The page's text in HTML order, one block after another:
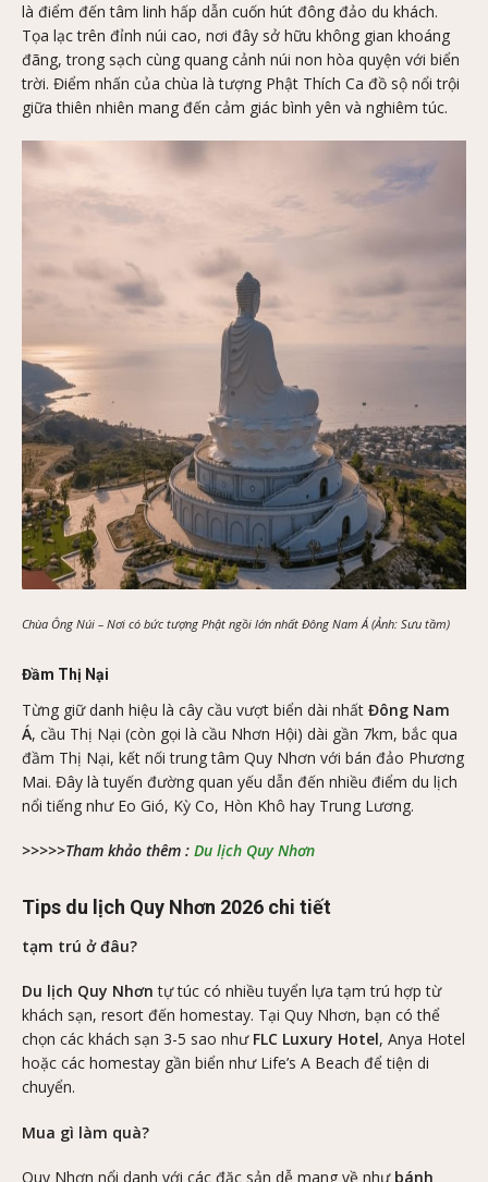
là điểm đến tâm linh hấp dẫn cuốn hút đông đảo du khách.
Tọa lạc trên đỉnh núi cao, nơi đây sở hữu không gian khoáng
đãng, trong sạch cùng quang cảnh núi non hòa quyện với biển
trời. Điểm nhấn của chùa là tượng Phật Thích Ca đồ sộ nổi trội
giữa thiên nhiên mang đến cảm giác bình yên và nghiêm túc.
Chùa Ông Núi – Nơi có bức tượng Phật ngồi lớn nhất Đông Nam Á (Ảnh: Sưu tầm)
Đầm Thị Nại
Từng giữ danh hiệu là cây cầu vượt biển dài nhất Đông Nam
Á, cầu Thị Nại (còn gọi là cầu Nhơn Hội) dài gần 7km, bắc qua
đầm Thị Nại, kết nối trung tâm Quy Nhơn với bán đảo Phương
Mai. Đây là tuyến đường quan yếu dẫn đến nhiều điểm du lịch
nổi tiếng như Eo Gió, Kỳ Co, Hòn Khô hay Trung Lương.
>>>>>Tham khảo thêm : Du lịch Quy Nhơn
Tips du lịch Quy Nhơn 2026 chi tiết
tạm trú ở đâu?
Du lịch Quy Nhơntự túc có nhiều tuyển lựa tạm trú hợp từ
khách sạn, resort đến homestay. Tại Quy Nhơn, bạn có thể
chọn các khách sạn 3-5 sao như FLC Luxury Hotel, Anya Hotel
hoặc các homestay gần biển như Life’s A Beach để tiện di
chuyển.
Mua gì làm quà?
Quy Nhơn nổi danh với các đặc sản dễ mang về như bánh